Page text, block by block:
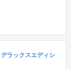
ラックスエディシ